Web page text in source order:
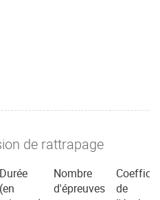
de rattrapage
Durée
(en
Nombre
d'épreuves
de